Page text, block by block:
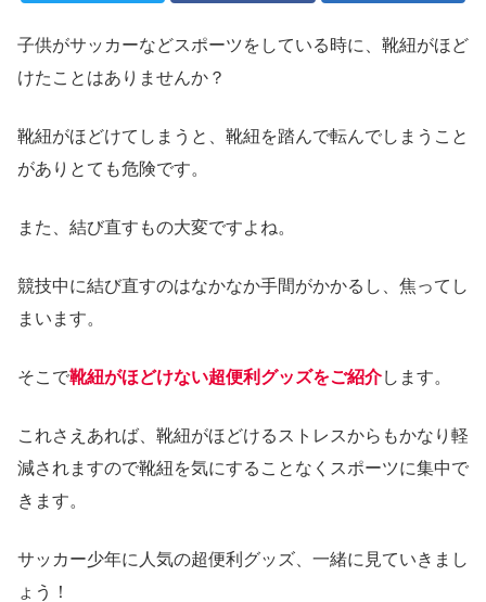
子供がサッカーなどスポーツをしている時に、靴紐がほど
けたことはありませんか？
靴紐がほどけてしまうと、靴紐を踏んで転んでしまうこと
がありとても危険です。
また、結び直すもの大変ですよね。
競技中に結び直すのはなかなか手間がかかるし、焦ってし
まいます。
そこで靴紐がほどけない超便利グッズをご紹介します。
これさえあれば、靴紐がほどけるストレスからもかなり軽
減されますので靴紐を気にすることなくスポーツに集中で
きます。
サッカー少年に人気の超便利グッズ、一緒に見ていきまし
ょう！